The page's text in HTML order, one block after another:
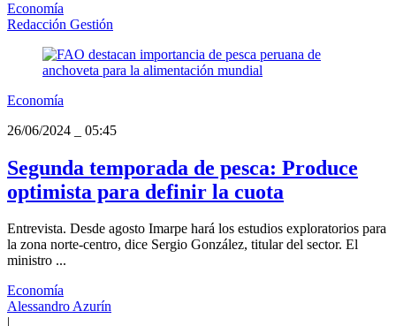
Economía
Redacción Gestión
Economía
26/06/2024
05:45
Segunda temporada de pesca: Produce
optimista para definir la cuota
Entrevista. Desde agosto Imarpe hará los estudios exploratorios para
la zona norte-centro, dice Sergio González, titular del sector. El
ministro ...
Economía
Alessandro Azurín